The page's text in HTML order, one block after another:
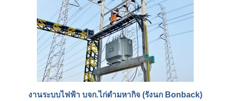
งานระบบไฟฟ้า บจก.ไก่ดำมหากิจ (รังนก Bonback)